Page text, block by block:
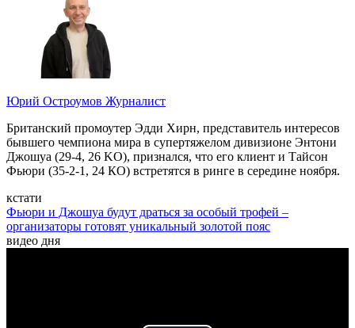
Юрий Остроумов Журналист
Британский промоутер Эдди Хирн, представитель интересов
бывшего чемпиона мира в супертяжелом дивизионе Энтони
Джошуа (29-4, 26 KO), признался, что его клиент и Тайсон
Фьюри (35-2-1, 24 КО) встретятся в ринге в середине ноября.
кстати
Фьюри и Джошуа будут драться за особый трофей –
организаторы готовят уникальный золотой пояс
видео дня